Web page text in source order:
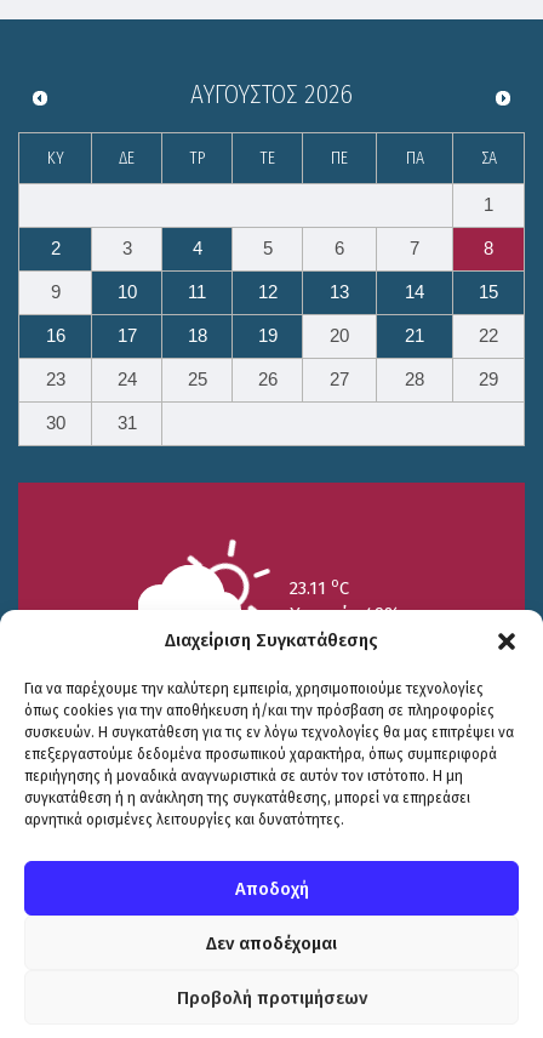
Διαχείριση Συγκατάθεσης
Για να παρέχουμε την καλύτερη εμπειρία, χρησιμοποιούμε τεχνολογίες
όπως cookies για την αποθήκευση ή/και την πρόσβαση σε πληροφορίες
συσκευών. Η συγκατάθεση για τις εν λόγω τεχνολογίες θα μας επιτρέψει να
επεξεργαστούμε δεδομένα προσωπικού χαρακτήρα, όπως συμπεριφορά
περιήγησης ή μοναδικά αναγνωριστικά σε αυτόν τον ιστότοπο. Η μη
συγκατάθεση ή η ανάκληση της συγκατάθεσης, μπορεί να επηρεάσει
αρνητικά ορισμένες λειτουργίες και δυνατότητες.
Αποδοχή
Δεν αποδέχομαι
Προβολή προτιμήσεων
ΑΎΓΟΥΣΤΟΣ 2026
ΚΥ ΔΕ ΤΡ ΤΕ ΠΕ ΠΑ ΣΑ
1
2 3 4 5 6 7 8
9 10 11 12 13 14 15
16 17 18 19 20 21 22
23 24 25 26 27 28 29
30 31
23.11 oC
Υγρασία 49%
25/7
15.73 oC
26/7
17.99oC
27/7
20.94oC
© COPYRIGHT ΔΗΜΟΣ ΣΟΥΛΙΟΥ 2026
ΕΓΚΡΙΤΟΣ GROUP